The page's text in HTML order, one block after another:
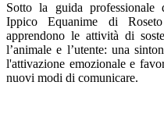
Sotto la guida
Ippico Equanime di
apprendono le attività di
l’animale e l’utente: una
l'attivazione emozionale e
nuovi modi di comunicare.